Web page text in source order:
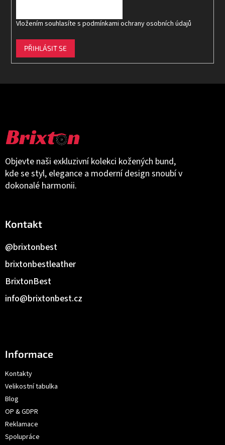
Objevte naši exkluzivní kolekci kožených bund,
kde se styl, elegance a moderní design snoubí v
dokonalé harmonii.
Kontakt
info@brixtonbest.cz
BrixtonBest
brixtonbestleather
@brixtonbest
Informace
Kontakty
Velikostní tabulka
Blog
OP & GDPR
Reklamace
Spolupráce
Vložením souhlasíte s podmínkami ochrany osobních údajů
PŘIHLÁSIT SE